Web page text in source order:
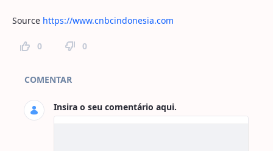
Source https://www.cnbcindonesia.com
0 0
Comentários da Página
COMENTAR
Insira o seu comentário aqui.